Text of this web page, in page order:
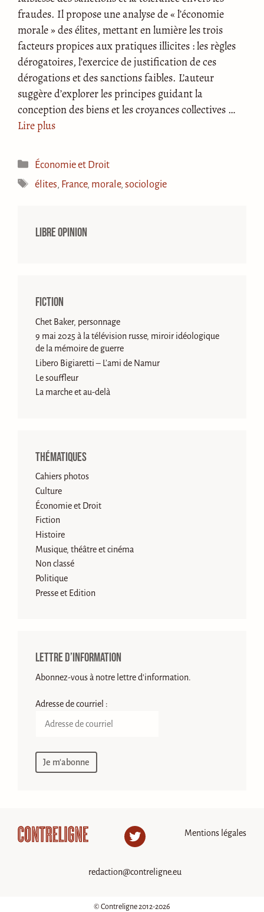
fraudes. Il propose une analyse de « l’économie
morale » des élites, mettant en lumière les trois
facteurs propices aux pratiques illicites : les règles
dérogatoires, l’exercice de justification de ces
dérogations et des sanctions faibles. L’auteur
suggère d’explorer les principes guidant la
conception des biens et les croyances collectives …
Lire plus
Catégories
Économie et Droit
Étiquettes
élites, France, morale,sociologie
Libre opinion
Fiction
Chet Baker, personnage
9 mai 2025 à la télévision russe, miroir idéologique
de la mémoire de guerre
Libero Bigiaretti – L’ami de Namur
Le souffleur
La marche et au-delà
Thématiques
Cahiers photos
Culture
Économie et Droit
Fiction
Histoire
Musique, théâtre et cinéma
Non classé
Politique
Presse et Edition
Lettre d’information
Abonnez-vous à notre lettre d'information.
Adresse de courriel :
Twitter
redaction@contreligne.eu
Mentions légales
© Contreligne 2012-2026